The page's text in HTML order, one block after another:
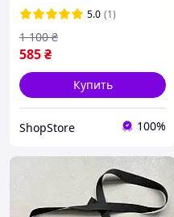
5.0 (1)
585₴
1 100 ₴
Купить
ShopStore 100%